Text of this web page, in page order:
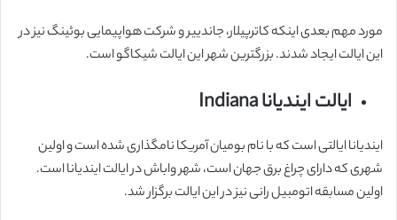
مورد مهم بعدی اینکه کاترپیلار، جاندییر و شرکت هواپیمایی بوئینگ نیز در
این ایالت ایجاد شدند. بزرگترین شهر این ایالت شیکاگو است.
ایالت ایندیانا Indiana
ایندیانا ایالتی است که با نام بومیان آمریکا نامگذاری شده است و اولین
شهری که دارای چراغ برق جهان است، شهر واباش در ایالت ایندیانا است.
اولین مسابقه اتومبیل رانی نیز در این ایالت برگزار شد.